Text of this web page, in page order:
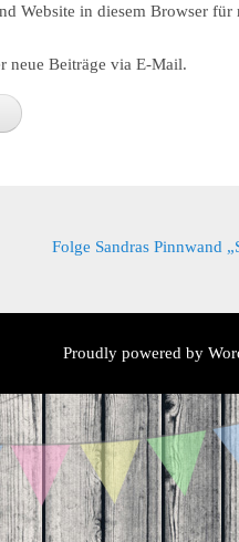
Website in diesem Browser
neue Beiträge via E-Mail.
Folge Sandras Pinnwand
Proudly powered by